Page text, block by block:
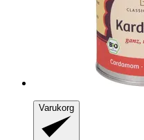
Varukorg